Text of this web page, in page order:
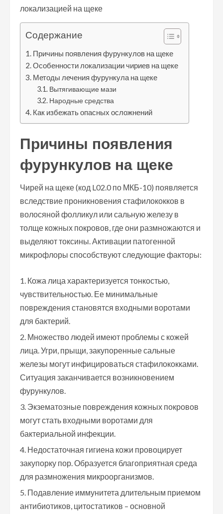
Содержание
Причины появления фурункулов на щеке
Особенности локализации чириев на щеке
Методы лечения фурункула на щеке
Вытягивающие мази
Народные средства
Как избежать опасных осложнений
Причины появления
фурункулов на щеке
Чирей на щеке (код L02.0 по МКБ-10) появляется
вследствие проникновения стафилококков в
волосяной фолликул или сальную железу в
толще кожных покровов, где они размножаются и
выделяют токсины. Активации патогенной
микрофлоры способствуют следующие факторы:
Кожа лица характеризуется тонкостью,
чувствительностью. Ее минимальные
повреждения становятся входными воротами
для бактерий.
Множество людей имеют проблемы с кожей
лица. Угри, прыщи, закупоренные сальные
железы могут инфицироваться стафилококками.
Ситуация заканчивается возникновением
фурункулов.
Экзематозные повреждения кожных покровов
могут стать входными воротами для
бактериальной инфекции.
Недостаточная гигиена кожи провоцирует
закупорку пор. Образуется благоприятная среда
для размножения микроорганизмов.
Подавление иммунитета длительным приемом
антибиотиков, цитостатиков – основной